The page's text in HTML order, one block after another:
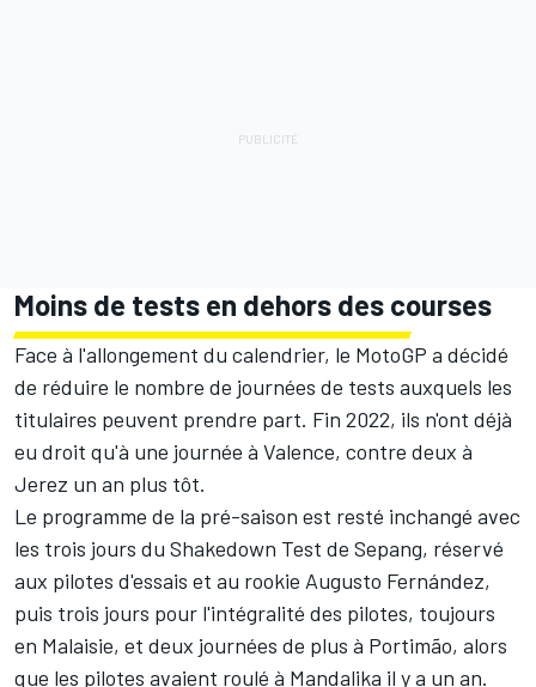
Moins de tests en dehors des courses
Face à l'allongement du calendrier, le MotoGP a décidé
de réduire le nombre de journées de tests auxquels les
titulaires peuvent prendre part. Fin 2022, ils n'ont déjà
eu droit qu'à une journée à Valence, contre deux à
Jerez un an plus tôt.
Le programme de la pré-saison est resté inchangé avec
les trois jours du Shakedown Test de Sepang, réservé
aux pilotes d'essais et au rookie Augusto Fernández,
puis trois jours pour l'intégralité des pilotes, toujours
en Malaisie, et deux journées de plus à Portimão, alors
que les pilotes avaient roulé à Mandalika il y a un an.